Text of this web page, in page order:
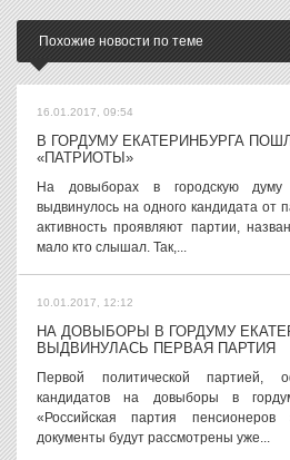
Похожие новости по теме
16.01.2017, 09:54
В ГОРДУМУ ЕКАТЕРИНБУРГА
«ПАТРИОТЫ»
На довыборах в городскую думу
выдвинулось на одного кандидата от
активность проявляют партии,
мало кто слышал. Так,...
10.01.2017, 12:12
НА ДОВЫБОРЫ В ГОРДУМУ
ВЫДВИНУЛАСЬ ПЕРВАЯ ПАРТИЯ
Первой политической партией,
кандидатов на довыборы в
«Российская партия
документы будут рассмотрены уже...